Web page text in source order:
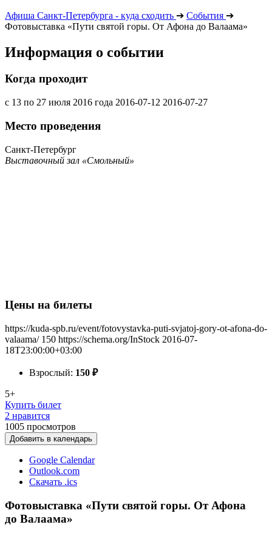
Афиша Санкт-Петербурга - куда сходить ➔ События ➔
Фотовыставка «Пути святой горы. От Афона до Валаама»
Информация о событии
Когда проходит
с 13 по 27 июля 2016 года 2016-07-12 2016-07-27
Место проведения
Санкт-Петербург
Выставочный зал «Смольный»
Цены на билеты
https://kuda-spb.ru/event/fotovystavka-puti-svjatoj-gory-ot-afona-do-
valaama/ 150 https://schema.org/InStock 2016-07-
18T23:00:00+03:00
Взрослый: 150 ₽
5+
Купить билет
2 нравится
1005 просмотров
Добавить в календарь
Google Calendar
Outlook.com
Скачать .ics
Фотовыставка «Пути святой горы. От Афона
до Валаама»